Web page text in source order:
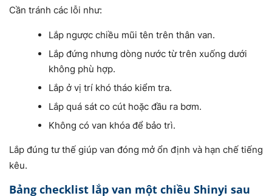
Cần tránh các lỗi như:
Lắp ngược chiều mũi tên trên thân van.
Lắp đứng nhưng dòng nước từ trên xuống dưới
không phù hợp.
Lắp ở vị trí khó tháo kiểm tra.
Lắp quá sát co cút hoặc đầu ra bơm.
Không có van khóa để bảo trì.
Lắp đúng tư thế giúp van đóng mở ổn định và hạn chế tiếng
kêu.
Bảng checklist lắp van một chiều Shinyi sau